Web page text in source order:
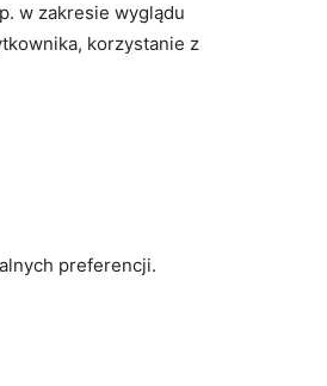
w zakresie wyglądu
korzystanie z
preferencji.